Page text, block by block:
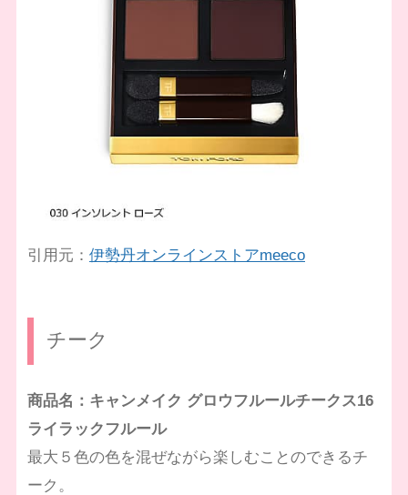
引用元： 伊勢丹オンラインストアmeeco
チーク
商品名：キャンメイク グロウフルールチークス16
ライラックフルール
最大５色の色を混ぜながら楽しむことのできるチ
ーク。